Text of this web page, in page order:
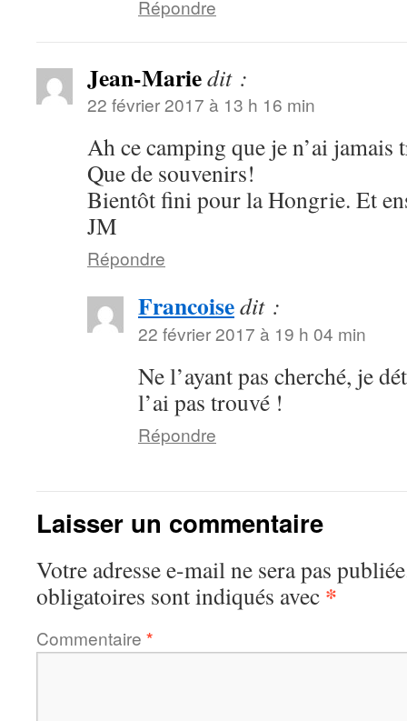
Répondre
Jean-Mariedit :
22 février 2017 à 13 h 16 min
Ah ce camping que je n’ai
Que de souvenirs!
Bientôt fini pour la Hongrie. Et
JM
Répondre
Francoisedit :
22 février 2017 à 19 h 04 min
Ne l’ayant pas cherché, je
l’ai pas trouvé !
Répondre
Laisser un commentaire
Votre adresse e-mail ne sera pas
obligatoires sont indiqués avec *
Commentaire *